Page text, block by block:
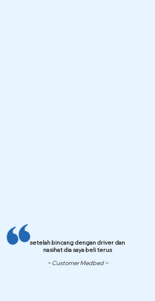
setelah bincang dengan driver dan
nasihat dia saya beli terus
~ Customer Medbed ~